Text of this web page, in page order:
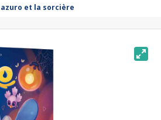
azuro et la sorcière